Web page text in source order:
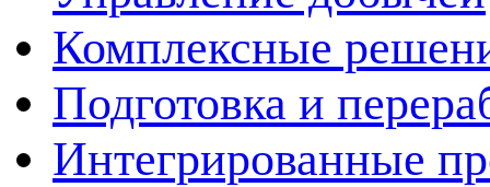
Комплексные
Подготовка и
Интегрированные